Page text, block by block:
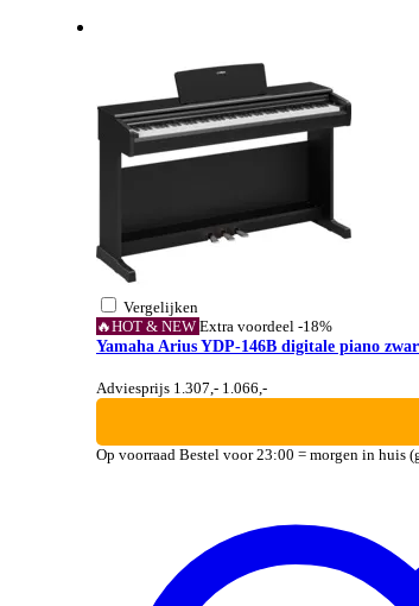
Vergelijken
🔥HOT & NEW Extra voordeel -18%
Yamaha Arius YDP-146B digitale piano
Adviesprijs 1.307,- 1.066,-
Op voorraad Bestel voor 23:00 = morgen in huis